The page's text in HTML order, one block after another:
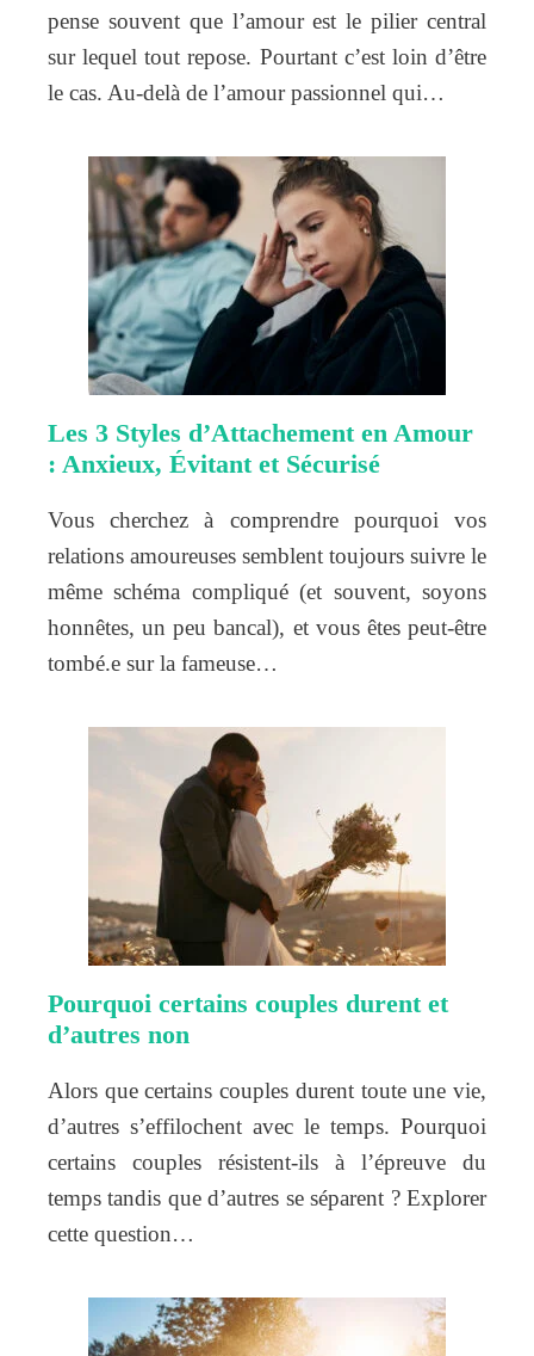
pense souvent que l’amour est le pilier central
sur lequel tout repose. Pourtant c’est loin d’être
le cas. Au-delà de l’amour passionnel qui…
Les 3 Styles d’Attachement en Amour
: Anxieux, Évitant et Sécurisé
Vous cherchez à comprendre pourquoi vos
relations amoureuses semblent toujours suivre le
même schéma compliqué (et souvent, soyons
honnêtes, un peu bancal), et vous êtes peut-être
tombé.e sur la fameuse…
Pourquoi certains couples durent et
d’autres non
Alors que certains couples durent toute une vie,
d’autres s’effilochent avec le temps. Pourquoi
certains couples résistent-ils à l’épreuve du
temps tandis que d’autres se séparent ? Explorer
cette question…